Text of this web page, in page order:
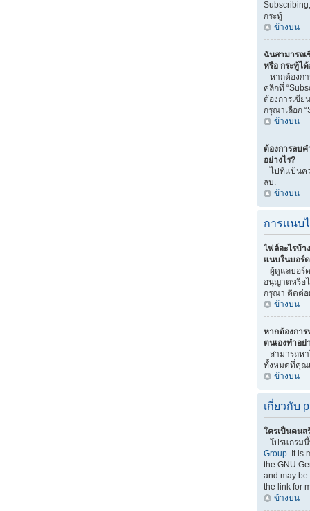
กระทู้
ข้างบน
ฉันสามารถ
หรือ กระทู้ได้
หากต้องก
คลิกที่
ต้องการเขีย
กรุณาเลือก
ข้างบน
ต้องการลบ
อย่างไร?
ไปที่แป้นค
ลบ.
ข้างบน
การแนบ
ไฟล์อะไรบ้า
แนบในบอร์
ผู้ดูแลบอร์
อนุญาตหรือ
กรุณา ติดต่อ
ข้างบน
หากต้องการ
ตนเองทำอย่
สามารถหา
ทั้งหมดที่คุณ
ข้างบน
เกี่ยวกับ
ใครเป็นคนส
โปรแกรม
Group . It
the GNU
and may
the link for
ข้างบน